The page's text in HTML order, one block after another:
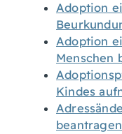
Adoption
Adoption
Menschen
Kindes
beantragen